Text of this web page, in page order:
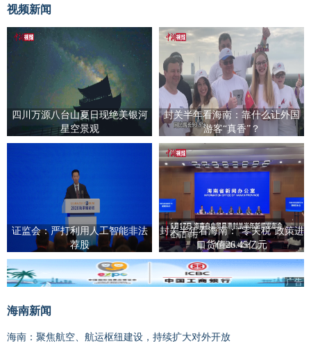
视频新闻
四川万源八台山夏日现绝美银河
星空景观
封关半年看海南：靠什么让外国
游客“真香”？
证监会：严打利用人工智能非法
荐股
封关半年看海南：“零关税”政策进
口货值26.45亿元
广告
海南新闻
海南：聚焦航空、航运枢纽建设，持续扩大对外开放